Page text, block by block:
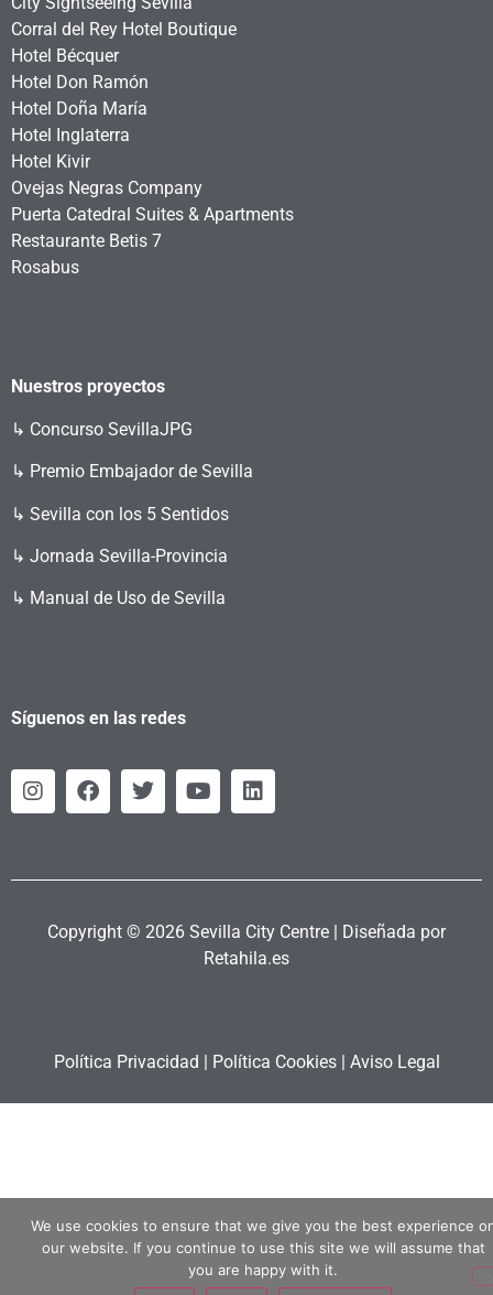
Corral del Rey Hotel Boutique
Hotel Bécquer
Hotel Don Ramón
Hotel Doña María
Hotel Inglaterra
Hotel Kivir
Ovejas Negras Company
Puerta Catedral Suites & Apartments
Restaurante Betis 7
Rosabus
Nuestros proyectos
↳ Concurso SevillaJPG
↳ Premio Embajador de Sevilla
↳ Sevilla con los 5 Sentidos
↳ Jornada Sevilla-Provincia
↳ Manual de Uso de Sevilla
Síguenos en las redes
Copyright © 2026 Sevilla City Centre | Diseñada por
Retahila.es
Política Privacidad | Política Cookies| Aviso Legal
We use cookies to ensure that we give you the best experience
our website. If you continue to use this site we will assume that
you are happy with it.